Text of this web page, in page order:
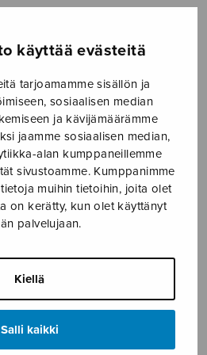
käyttää evästeitä
tarjoamamme sisällön ja
sosiaalisen median
ja kävijämäärämme
jaamme sosiaalisen median,
alan kumppaneillemme
sivustoamme. Kumppanimme
muihin tietoihin, joita olet
on kerätty, kun olet käyttänyt
palvelujaan.
Kiellä
Salli kaikki